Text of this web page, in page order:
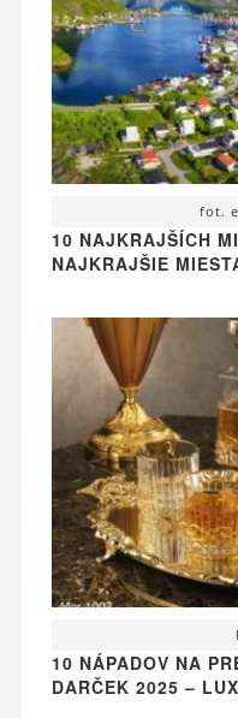
fot.
10 NAJKRAJŠÍCH
NAJKRAJŠIE
10 NÁPADOV NA
DARČEK 2025 –